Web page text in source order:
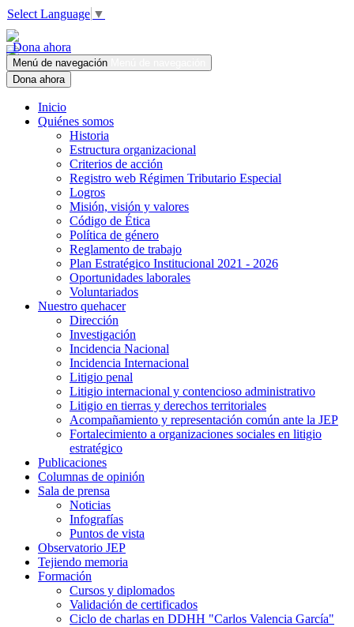
Select Language ▼
Dona ahora
Menú de navegación
Dona ahora
Inicio
Quiénes somos
Historia
Estructura organizacional
Criterios de acción
Registro web Régimen Tributario Especial
Logros
Misión, visión y valores
Código de Ética
Política de género
Reglamento de trabajo
Plan Estratégico Institucional 2021 - 2026
Oportunidades laborales
Voluntariados
Nuestro quehacer
Dirección
Investigación
Incidencia Nacional
Incidencia Internacional
Litigio penal
Litigio internacional y contencioso administrativo
Litigio en tierras y derechos territoriales
Acompañamiento y representación común ante la JEP
Fortalecimiento a organizaciones sociales en litigio
estratégico
Publicaciones
Columnas de opinión
Sala de prensa
Noticias
Infografías
Puntos de vista
Observatorio JEP
Tejiendo memoria
Formación
Cursos y diplomados
Validación de certificados
Ciclo de charlas en DDHH "Carlos Valencia García"